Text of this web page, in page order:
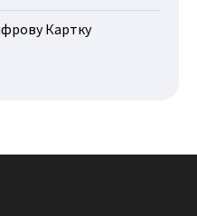
Картку